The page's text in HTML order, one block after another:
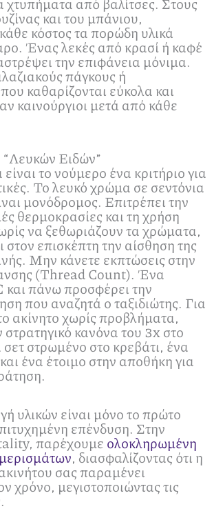
και του μπάνιου,
κόστος τα πορώδη υλικά
Ένας λεκές από κρασί ή καφέ
την επιφάνεια μόνιμα.
πάγκους ή
καθαρίζονται εύκολα και
καινούργιοι μετά από κάθε
Ειδών”
το νούμερο ένα κριτήριο για
Το λευκό χρώμα σε σεντόνια
μονόδρομος. Επιτρέπει την
θερμοκρασίες και τη χρήση
να ξεθωριάζουν τα χρώματα,
επισκέπτη την αίσθηση της
Μην κάνετε εκπτώσεις στην
(Thread Count). Ένα
και πάνω προσφέρει την
που αναζητά ο ταξιδιώτης. Για
ακίνητο χωρίς προβλήματα,
κανόνα του 3x στο
στρωμένο στο κρεβάτι, ένα
ένα έτοιμο στην αποθήκη για
υλικών είναι μόνο το πρώτο
επένδυση. Στην
παρέχουμε ολοκληρωμένη
, διασφαλίζοντας ότι η
σας παραμένει
χρόνο, μεγιστοποιώντας τις